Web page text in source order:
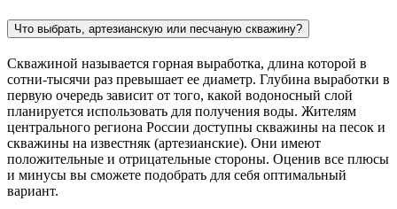
Что выбрать, артезианскую или песчаную скважину?
Скважиной называется горная выработка, длина которой в
сотни-тысячи раз превышает ее диаметр. Глубина выработки в
первую очередь зависит от того, какой водоносный слой
планируется использовать для получения воды. Жителям
центрального региона России доступны скважины на песок и
скважины на известняк (артезианские). Они имеют
положительные и отрицательные стороны. Оценив все плюсы
и минусы вы сможете подобрать для себя оптимальный
вариант.